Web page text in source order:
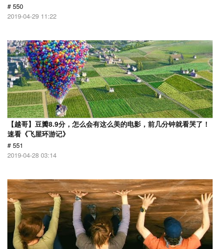
# 550
2019-04-29 11:22
【越哥】豆瓣8.9分，怎么会有这么美的电影，前几分钟就看哭了！
速看《飞屋环游记》
# 551
2019-04-28 03:14